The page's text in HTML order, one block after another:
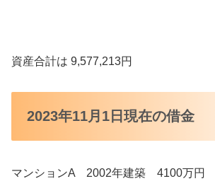
資産合計は 9,577,213円
2023年11月1日現在の借金
マンションA 2002年建築 4100万